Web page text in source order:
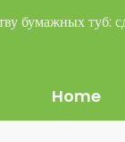
бумажных туб:
Home